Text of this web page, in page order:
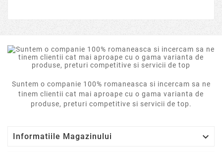
Suntem o companie 100% romaneasca si incercam sa ne
tinem clientii cat mai aproape cu o gama varianta de
produse, preturi competitive si servicii de top.
Informatiile Magazinului 